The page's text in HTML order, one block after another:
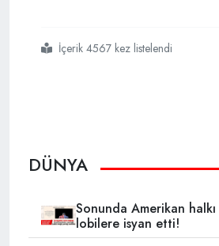
#arda
#turan
#barcelonada
İçerik 4567 kez listelendi
DÜNYA
Sonunda Amerikan halkı
lobilere isyan etti!